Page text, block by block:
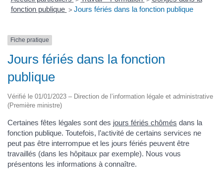
fonction publique > Jours fériés dans la fonction publique
Fiche pratique
Jours fériés dans la fonction
publique
Vérifié le 01/01/2023 – Direction de l’information légale et administrative
(Première ministre)
Certaines fêtes légales sont des jours fériés chômés dans la
fonction publique. Toutefois, l’activité de certains services ne
peut pas être interrompue et les jours fériés peuvent être
travaillés (dans les hôpitaux par exemple). Nous vous
présentons les informations à connaître.